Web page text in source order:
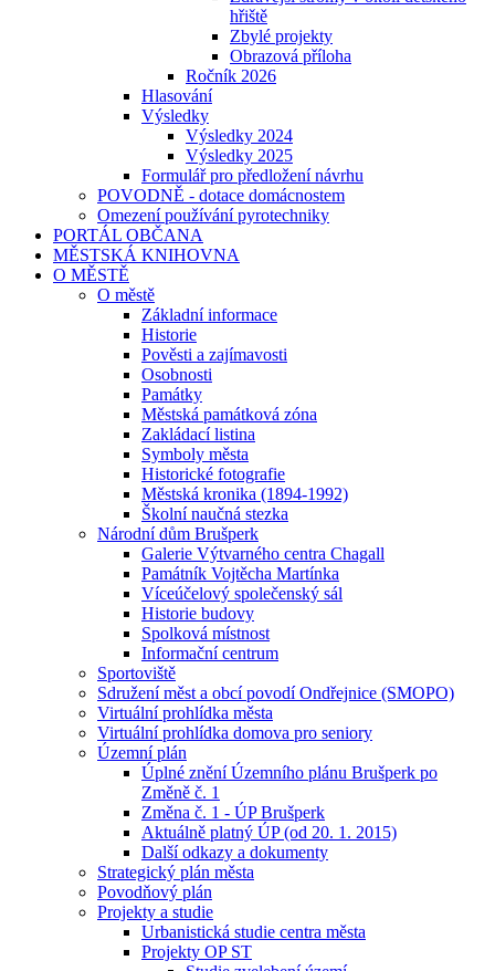
hřiště
Zbylé projekty
Obrazová příloha
Ročník 2026
Hlasování
Výsledky
Výsledky 2024
Výsledky 2025
Formulář pro předložení návrhu
POVODNĚ - dotace domácnostem
Omezení používání pyrotechniky
PORTÁL OBČANA
MĚSTSKÁ KNIHOVNA
O MĚSTĚ
O městě
Základní informace
Historie
Pověsti a zajímavosti
Osobnosti
Památky
Městská památková zóna
Zakládací listina
Symboly města
Historické fotografie
Městská kronika (1894-1992)
Školní naučná stezka
Národní dům Brušperk
Galerie Výtvarného centra Chagall
Památník Vojtěcha Martínka
Víceúčelový společenský sál
Historie budovy
Spolková místnost
Informační centrum
Sportoviště
Sdružení měst a obcí povodí Ondřejnice (SMOPO)
Virtuální prohlídka města
Virtuální prohlídka domova pro seniory
Územní plán
Úplné znění Územního plánu Brušperk po
Změně č. 1
Změna č. 1 - ÚP Brušperk
Aktuálně platný ÚP (od 20. 1. 2015)
Další odkazy a dokumenty
Strategický plán města
Povodňový plán
Projekty a studie
Urbanistická studie centra města
Projekty OP ST